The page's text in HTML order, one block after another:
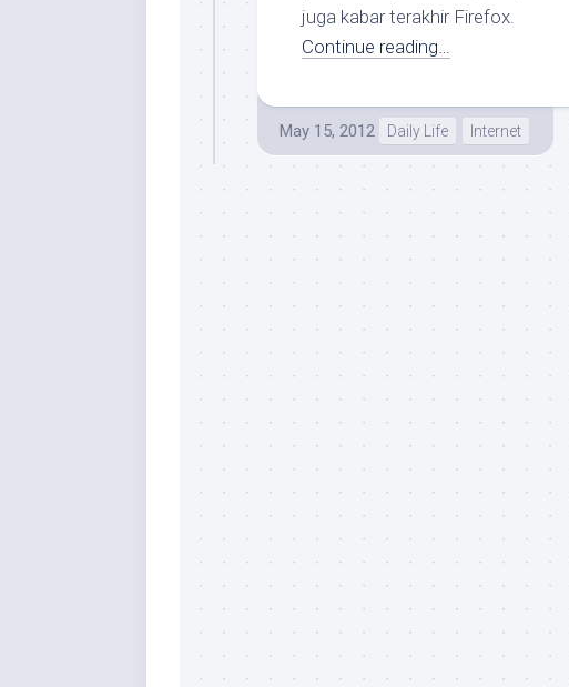
juga kabar terakhir Firefox.
Continue reading…
May 15, 2012 Daily Life Internet